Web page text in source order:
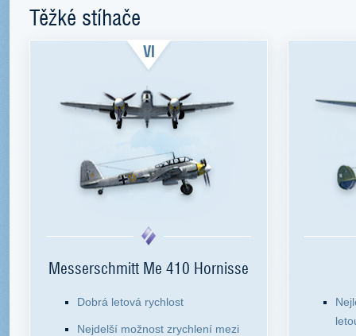
Těžké stíhače
Messerschmitt Me 410 Hornisse
VI
Dobrá letová rychlost
Nejdelší možnost zrychlení mezi